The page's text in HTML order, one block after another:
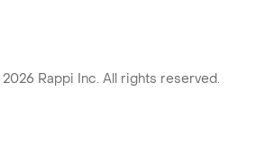
2026 Rappi Inc. All rights reserved.